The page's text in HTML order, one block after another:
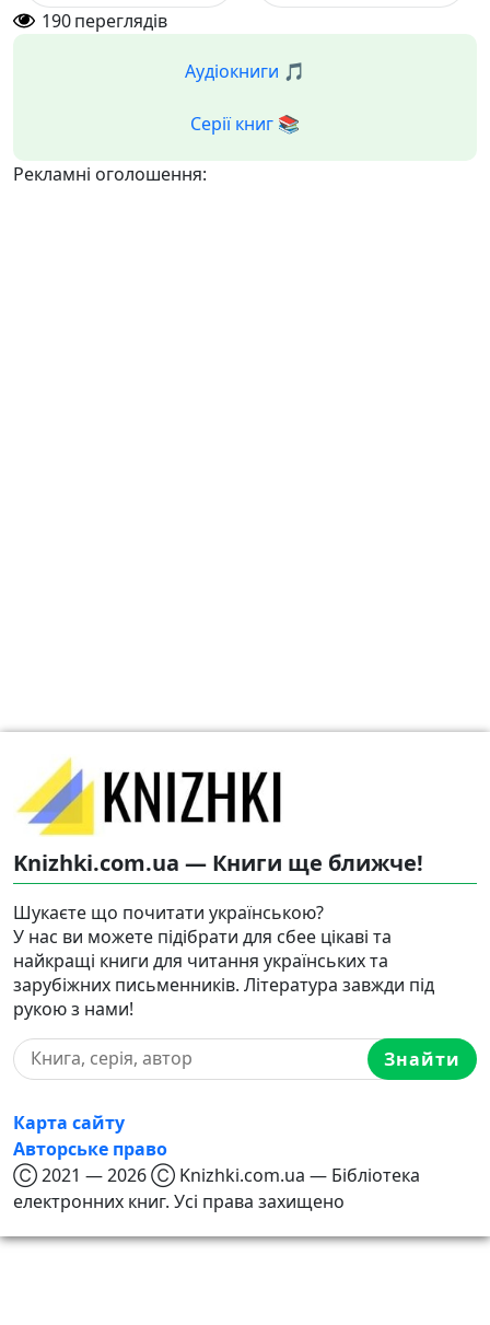
190переглядів
Аудіокниги 🎵
Серії книг 📚
Рекламні оголошення:
Knizhki.com.ua — Книги ще ближче!
Шукаєте що почитати українською?
У нас ви можете підібрати для сбее цікаві та
найкращі книги для читання українських та
зарубіжних письменників. Література завжди під
рукою з нами!
Знайти
Карта сайту
Авторське право
Ⓒ 2021 — 2026 Ⓒ Knizhki.com.ua — Бібліотека
електронних книг. Усі права захищено